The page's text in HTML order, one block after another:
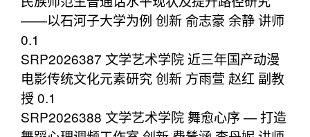
——以石河子大学为例 创新 俞志豪 余静 讲师
0.1
SRP2026387 文学艺术学院 近三年国产动漫
电影传统文化元素研究 创新 方雨萱 赵红 副教
授 0.1
SRP2026388 文学艺术学院 舞愈心序 — 打造